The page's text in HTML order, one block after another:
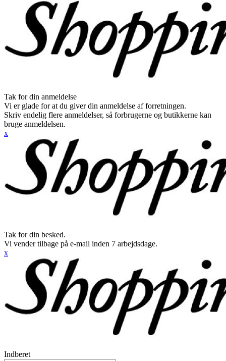
Tak for din anmeldelse
Vi er glade for at du giver din anmeldelse af forretningen.
Skriv endelig flere anmeldelser, så forbrugerne og butikkerne kan
bruge anmeldelsen.
x
Tak for din besked.
Vi vender tilbage på e-mail inden 7 arbejdsdage.
x
Indberet